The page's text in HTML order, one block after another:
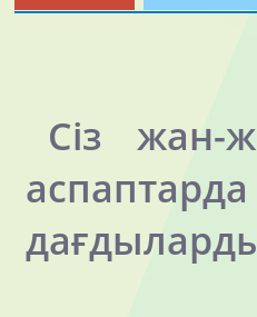
Сіз жан-